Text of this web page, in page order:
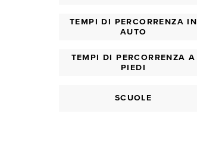
TEMPI DI PERCORRENZA IN
AUTO
TEMPI DI PERCORRENZA A
PIEDI
SCUOLE